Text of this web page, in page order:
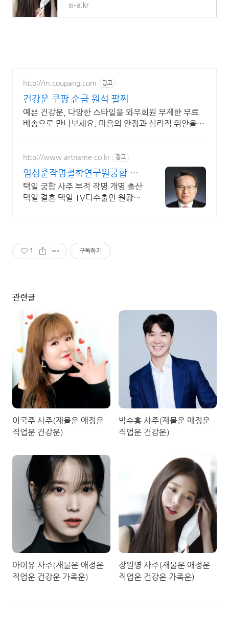
si-a.kr
http://m.coupang.com 광고
건강운 쿠팡 순금 원석 팔찌
예쁜 건강운, 다양한 스타일을 와우회원 무제한 무료
배송으로 만나보세요. 마음의 안정과 심리적 위안을
http://www.artname.co.kr 광고
임성준작명철학연구원궁합 택
일 TV다수출연 원광대학원출신
택일 궁합 사주 부적 작명 개명 출산
택일 결혼 택일 TV다수출연 원광대
1 구독하기
관련글
이국주 사주(재물운 애정운
직업운 건강운)
박수홍 사주(재물운 애정운
직업운 건강운)
아이유 사주(재물운 애정운
직업운 건강운 가족운)
장원영 사주(재물운 애정운
직업운 건강운 가족운)